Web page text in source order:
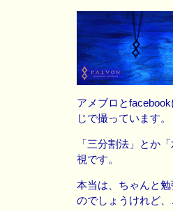
アメブロと
じで撮っています。
「三分割法」とか
視です。
本当は、ちゃんと
のでしょうけれど